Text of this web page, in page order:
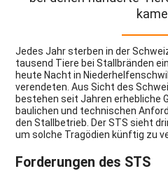
Jedes Jahr sterben in der
tausend Tiere bei Stallbränden
heute Nacht in
verendeten. Aus Sicht des
bestehen seit Jahren erhebliche
baulichen und technischen
den Stallbetrieb. Der STS sieht
um solche Tragödien künftig zu
Forderungen des STS